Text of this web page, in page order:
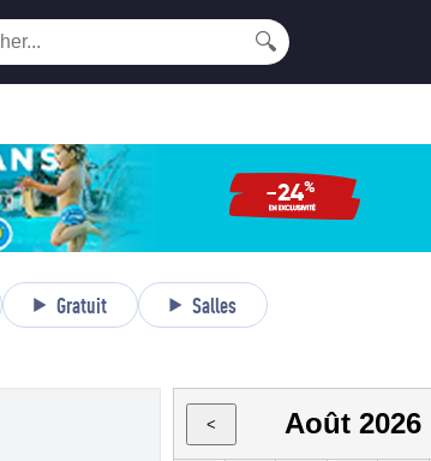
🔍
Gratuit Salles
< Août 2026